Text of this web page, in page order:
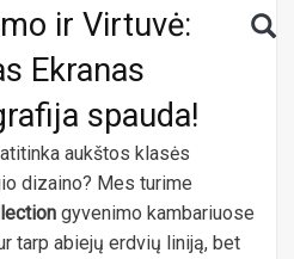
ir Virtuvė:
Ekranas
spauda!
aukštos klasės
dizaino? Mes turime
gyvenimo kambariuose
tarp abiejų erdvių liniją, bet